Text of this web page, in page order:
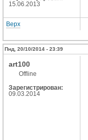
15.06.2013
Верх
Пнд, 20/10/2014 - 23:39
art100
Offline
Зарегистрирован:
09.03.2014